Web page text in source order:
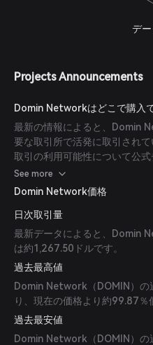
デ
Projects Announcements
Domin Networkはどこで購入
最新の情報によると、Domin
要な取引所で活発に取引され
取引の利用可能性について公
お勧めします。
See more
Domin Network価格
日次取引量
最新データによると、Domin
は約1,267.50ドルです。
過去最高値
Domin Network（DOMIN）の
り、現在の価格より約99.87％
過去最安値
Domin Network（DOMIN）の